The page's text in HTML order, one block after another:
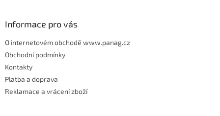
Informace pro vás
O internetovém obchodě www.panag.cz
Obchodní podmínky
Kontakty
Platba a doprava
Reklamace a vrácení zboží